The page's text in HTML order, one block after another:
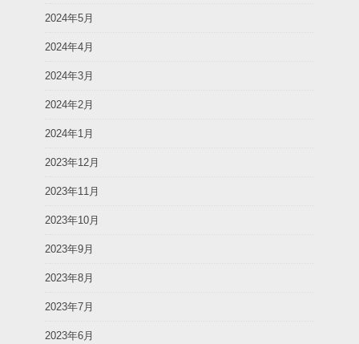
2024年5月
2024年4月
2024年3月
2024年2月
2024年1月
2023年12月
2023年11月
2023年10月
2023年9月
2023年8月
2023年7月
2023年6月